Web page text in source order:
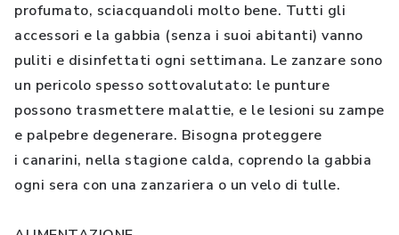
profumato, sciacquandoli molto bene. Tutti gli
accessori e la gabbia (senza i suoi abitanti) vanno
puliti e disinfettati ogni settimana. Le zanzare sono
un pericolo spesso sottovalutato: le punture
possono trasmettere malattie, e le lesioni su zampe
e palpebre degenerare. Bisogna proteggere
i canarini, nella stagione calda, coprendo la gabbia
ogni sera con una zanzariera o un velo di tulle.